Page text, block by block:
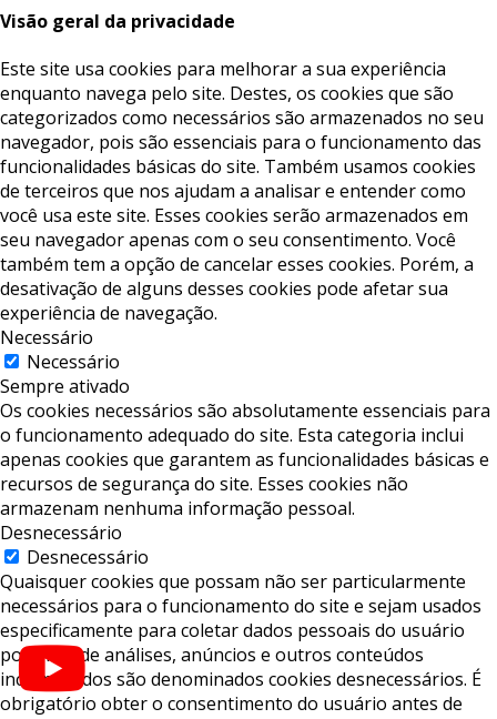
Visão geral da privacidade
Este site usa cookies para melhorar a sua experiência
enquanto navega pelo site. Destes, os cookies que são
categorizados como necessários são armazenados no seu
navegador, pois são essenciais para o funcionamento das
funcionalidades básicas do site. Também usamos cookies
de terceiros que nos ajudam a analisar e entender como
você usa este site. Esses cookies serão armazenados em
seu navegador apenas com o seu consentimento. Você
também tem a opção de cancelar esses cookies. Porém, a
desativação de alguns desses cookies pode afetar sua
experiência de navegação.
Necessário
Necessário
Sempre ativado
Os cookies necessários são absolutamente essenciais para
o funcionamento adequado do site. Esta categoria inclui
apenas cookies que garantem as funcionalidades básicas e
recursos de segurança do site. Esses cookies não
armazenam nenhuma informação pessoal.
Desnecessário
Desnecessário
Quaisquer cookies que possam não ser particularmente
necessários para o funcionamento do site e sejam usados ​​
especificamente para coletar dados pessoais do usuário
por meio de análises, anúncios e outros conteúdos
incorporados são denominados cookies desnecessários. É
obrigatório obter o consentimento do usuário antes de